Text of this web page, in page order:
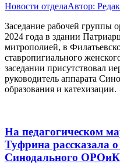
Новости отделаАвтор:
Заседание рабочей группы
2024 года в здании
митрополией, в
ставропигиального
заседании присутствовал
руководитель аппарата
образования и катехизации.
На педагогическом
Туфрина рассказала о
Синодального ОРОиК